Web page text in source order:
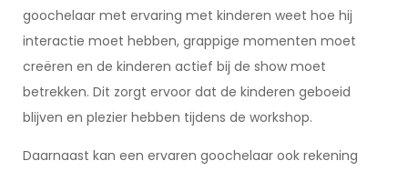
goochelaar met ervaring met kinderen weet hoe hij
interactie moet hebben, grappige momenten moet
creëren en de kinderen actief bij de show moet
betrekken. Dit zorgt ervoor dat de kinderen geboeid
blijven en plezier hebben tijdens de workshop.
Daarnaast kan een ervaren goochelaar ook rekening